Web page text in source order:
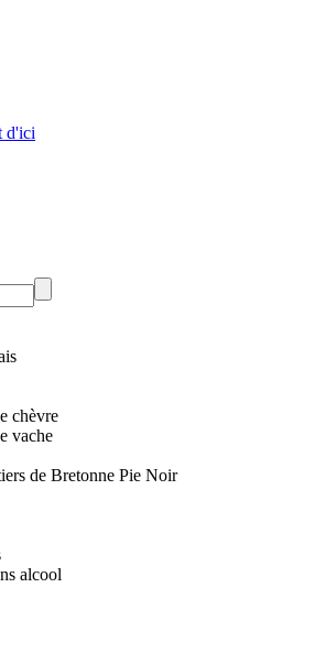
d'ici
chèvre
vache
de Bretonne Pie Noir
alcool